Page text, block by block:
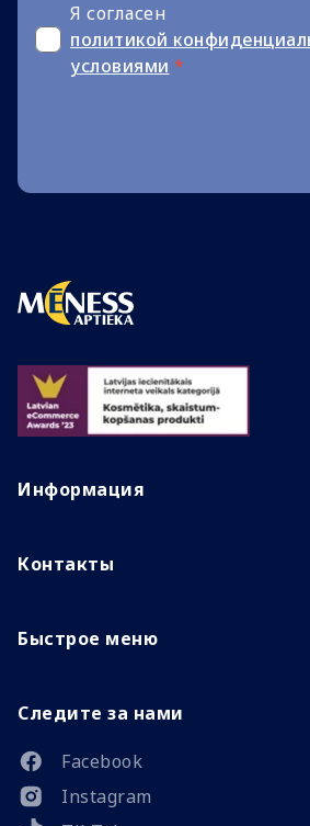
Я согласен
политикой
условиями *
Информация
Контакты
Быстрое меню
Следите за нами
Facebook
Instagram